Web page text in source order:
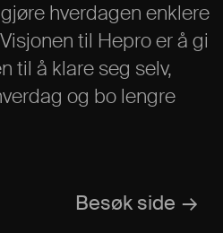
hverdagen enklere
til Hepro er å gi
til å klare seg selv,
og bo lengre
Besøk side